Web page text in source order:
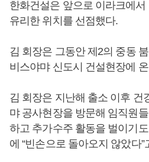
한화건설은 앞으로 이라크에
유리한 위치를 선점했다.
김 회장은 그동안 제2의 중동
비스야먀 신도시 건설현장에
김 회장은 지난해 출소 이후 건
먀 공사현장을 방문해 임직원
하고 추가수주 활동을 벌이기
에 “빈손으로 돌아오지 않았다”